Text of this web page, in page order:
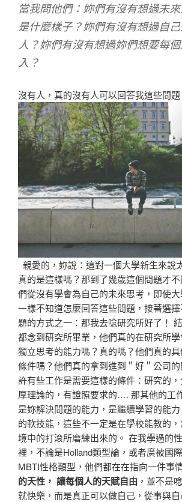
當我問他們：妳們有沒有想過未
是什麼樣子？妳們有沒有想過自
人？妳們有沒有想過妳們想要每
入？
沒有人，真的沒有人可以回答我這些問題
親愛的，妳說：這對一個大學新生來說
真的是這樣嗎？那到了幾歲這個問題才
們從沒有學會為自己的未來思考，即使
一樣不知道怎麼回答這些問題，接著選
題的方式之一：那我去唸研究所好了！
都念到研究所畢業，他們真的在研究所
獨立思考的能力嗎？真的嗎？他們真的
條件嗎？他們真的拿到進到＂好＂公司
許有些工作是需要這樣的條件：研究的
厚理論的，有證照要求的…. 那其他的工
是妳解決問題的能力，是繼續學習的能
的軟技能，這些不一定是在學校能教的
境中的打滾所磨練出來的。 在我學過的
裡，不論是Holland類型論，或者廣被國
MBTI性格類型，他們都在在指向一件事
的天性， 讓每個人的天賦自由 ，並不是
就快樂，而是真正可以做自己，從事與